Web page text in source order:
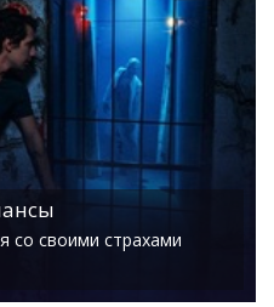
со своими страхами